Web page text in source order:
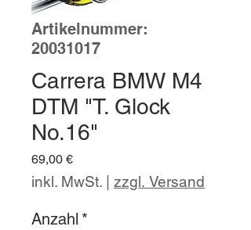
Artikelnummer:
20031017
Carrera BMW M4
DTM "T. Glock
No.16"
69,00 €Preis
inkl. MwSt. zzgl. Versand
Anzahl *